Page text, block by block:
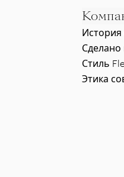
История
Сделано
Стиль
Этика